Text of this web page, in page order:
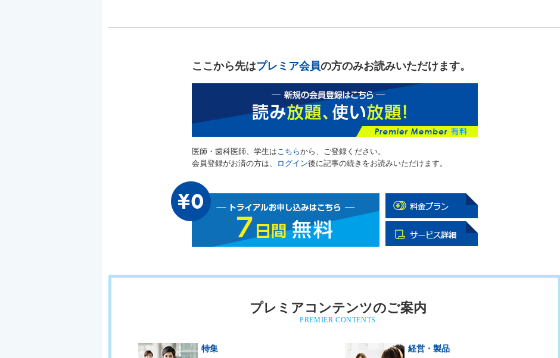
ここから先はプレミア会員の方のみお読みいただけます。
医師・歯科医師、学生は こちらから、ご登録ください。
会員登録がお済の方は、
ログイン後に記事の続きをお読みいただけます。
プレミアコンテンツのご案内
PREMIER CONTENTS
特集
経営・製品